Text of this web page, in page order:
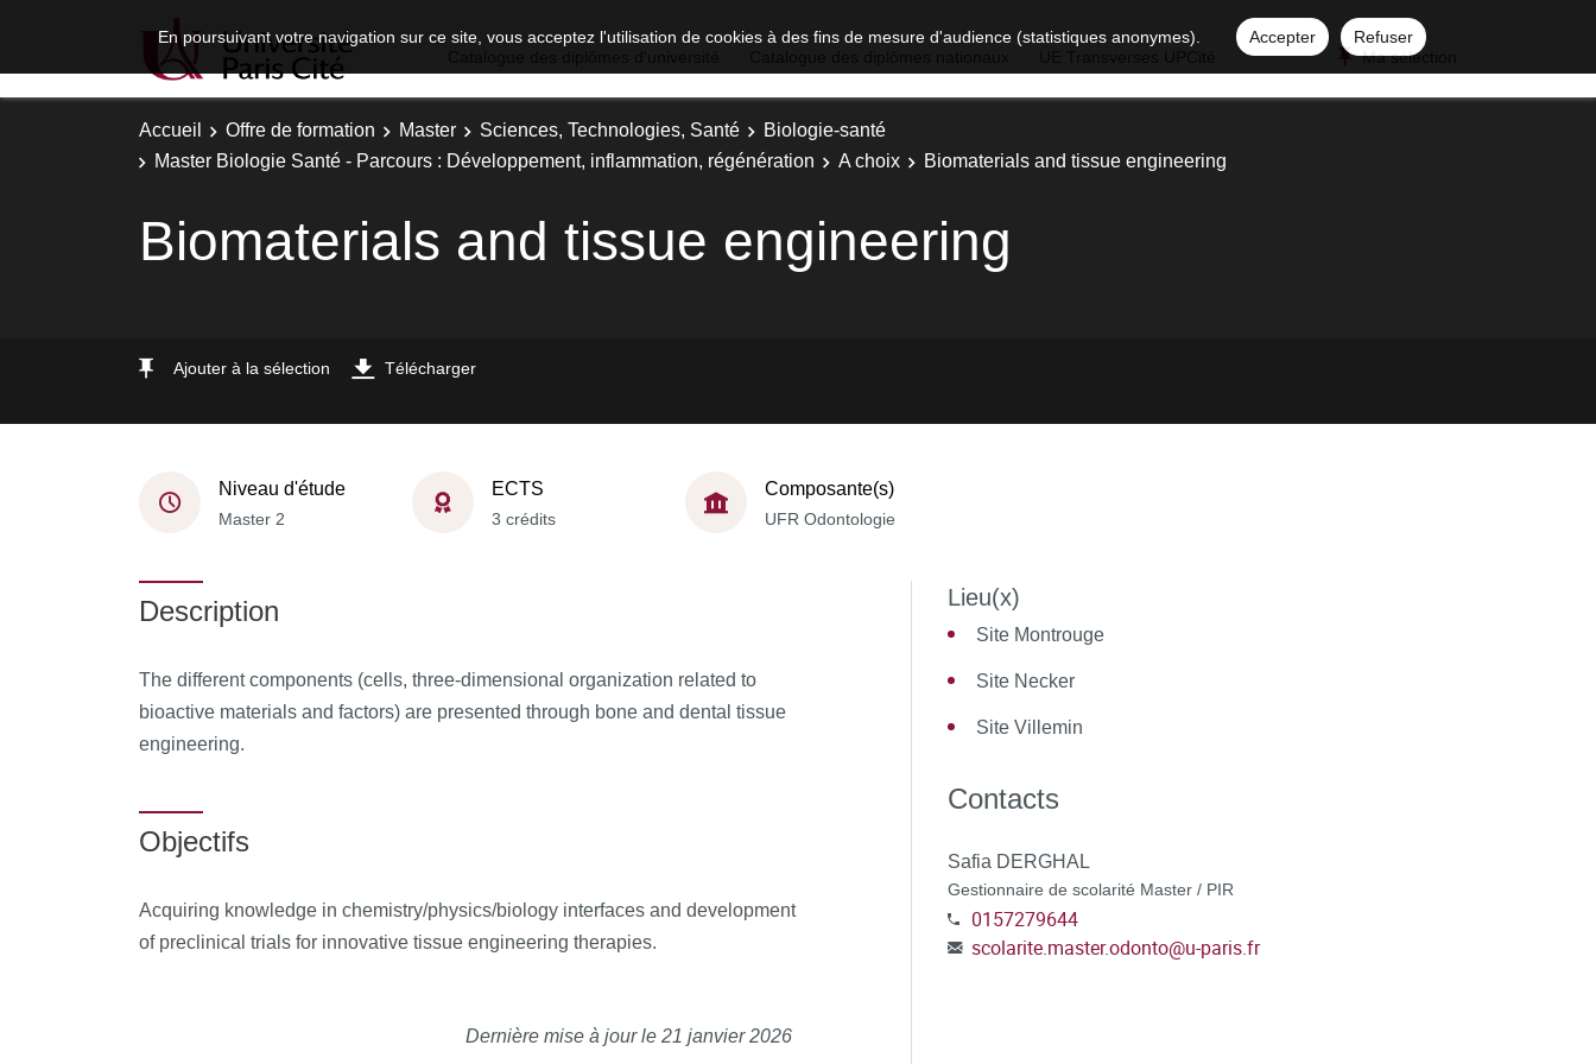
En poursuivant votre navigation sur ce site, vous acceptez l'utilisation de cookies à des fins de mesure d'audience (statistiques anonymes). Accepter
Refuser
Ma sélection
Accueil Offre de formation Master Sciences, Technologies, Santé
Biologie-santé
Master Biologie Santé - Parcours : Développement, inflammation, régénération
A choix Biomaterials and tissue engineering
Biomaterials and tissue engineering
Ajouter à la sélection Télécharger
Niveau d'étude
Master 2
ECTS
3 crédits
Composante(s)
UFR Odontologie
Description
The different components (cells, three-dimensional organization related to
bioactive materials and factors) are presented through bone and dental tissue
engineering.
Objectifs
Acquiring knowledge in chemistry/physics/biology interfaces and development
of preclinical trials for innovative tissue engineering therapies.
Dernière mise à jour le 21 janvier 2026
Lieu(x)
Site Montrouge
Site Necker
Site Villemin
Contacts
Safia DERGHAL
Gestionnaire de scolarité Master / PIR
0157279644
scolarite.master.odonto@u-paris.fr